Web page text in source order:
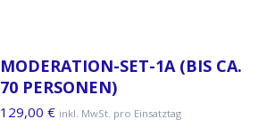
MODERATION-SET-1A (BIS CA.
70 PERSONEN)
129,00 € inkl. MwSt. pro Einsatztag